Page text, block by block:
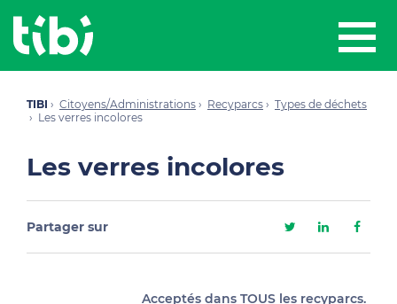
TIBI Citoyens/Administrations Recyparcs
Types de déchets
Les verres incolores
Les verres incolores
Partager sur
Acceptés dans TOUS les recyparcs.